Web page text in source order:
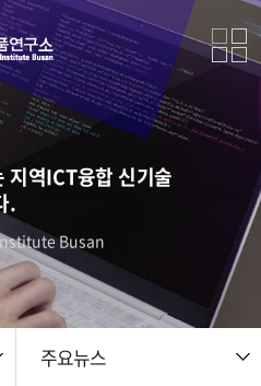
역ICT융합 신기술
.
Busan
주요뉴스